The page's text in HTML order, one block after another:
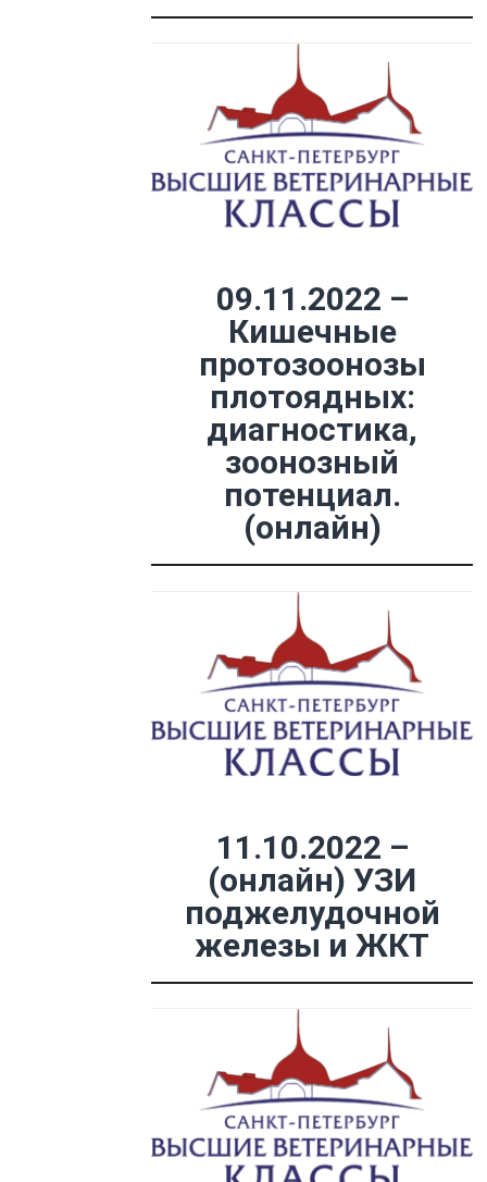
09.11.2022 –
Кишечные
протозоонозы
плотоядных:
диагностика,
зоонозный
потенциал.
(онлайн)
11.10.2022 –
(онлайн) УЗИ
поджелудочной
железы и ЖКТ